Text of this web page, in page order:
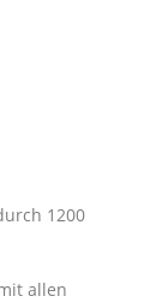
1200
allen